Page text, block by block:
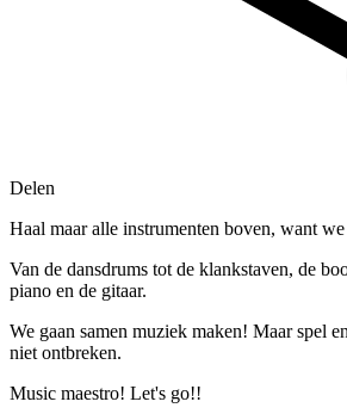
Delen
Haal maar alle instrumenten boven, want
Van de dansdrums tot de klankstaven, de
piano en de gitaar.
We gaan samen muziek maken! Maar spel
niet ontbreken.
Music maestro! Let's go!!